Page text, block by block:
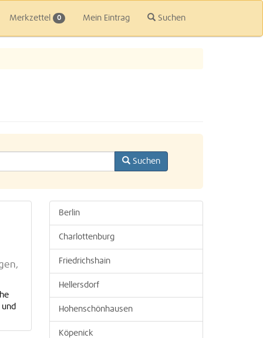
Merkzettel 0 Mein Eintrag Suchen
Suchen
und
Berlin
Charlottenburg
Friedrichshain
Hellersdorf
Hohenschönhausen
Köpenick